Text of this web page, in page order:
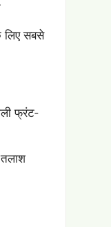
लिए सबसे
फ्रंट-